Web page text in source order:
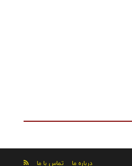
درباره ما تماس با ما